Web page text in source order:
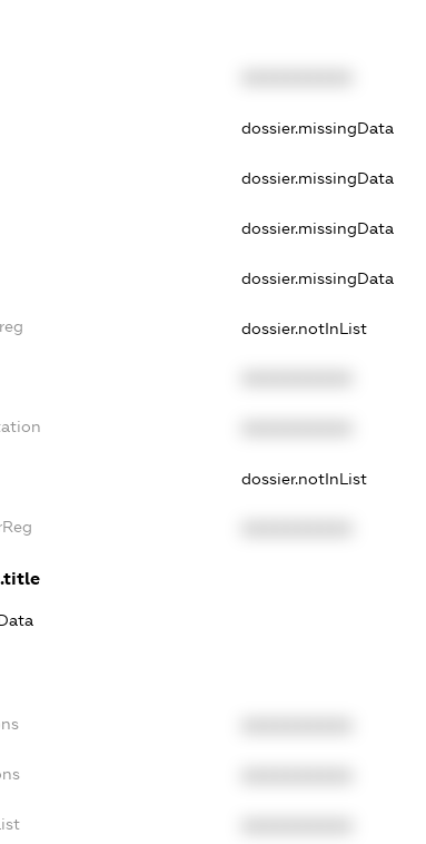
dossier.missingData
dossier.missingData
dossier.missingData
dossier.missingData
dossier.notInList
dossier.notInList